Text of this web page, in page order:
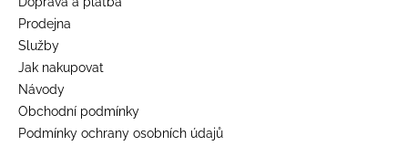
Prodejna
Služby
Jak nakupovat
Návody
Obchodní podmínky
Podmínky ochrany osobních údajů